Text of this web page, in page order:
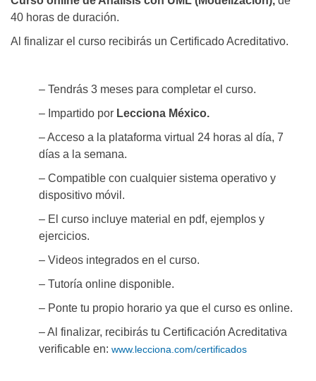
40 horas de duración.
Al finalizar el curso recibirás un Certificado Acreditativo.
– Tendrás 3 meses para completar el curso.
– Impartido por Lecciona México.
– Acceso a la plataforma virtual 24 horas al día, 7
días a la semana.
– Compatible con cualquier sistema operativo y
dispositivo móvil.
– El curso incluye material en pdf, ejemplos y
ejercicios.
– Videos integrados en el curso.
– Tutoría online disponible.
– Ponte tu propio horario ya que el curso es online.
– Al finalizar, recibirás tu Certificación Acreditativa
verificable en: www.lecciona.com/certificados